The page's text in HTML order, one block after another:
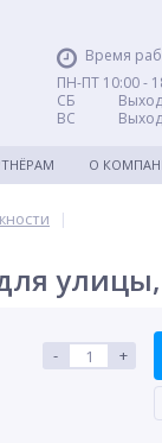
Время
ПН-ПТ 10:00 -
СБ
ВС
О
|
- +